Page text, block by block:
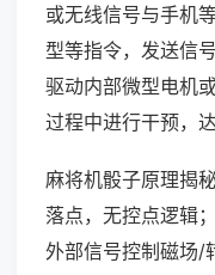
或无线信号与手机
型等指令，发送信
驱动内部微型电机
过程中进行干预，
麻将机骰子原理揭
落点，无控点逻辑
外部信号控制磁场/